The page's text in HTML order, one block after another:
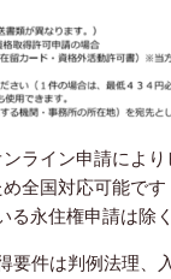
ライン申請によ
全国対応可能で
る永住権申請は除く
要件は判例法理、